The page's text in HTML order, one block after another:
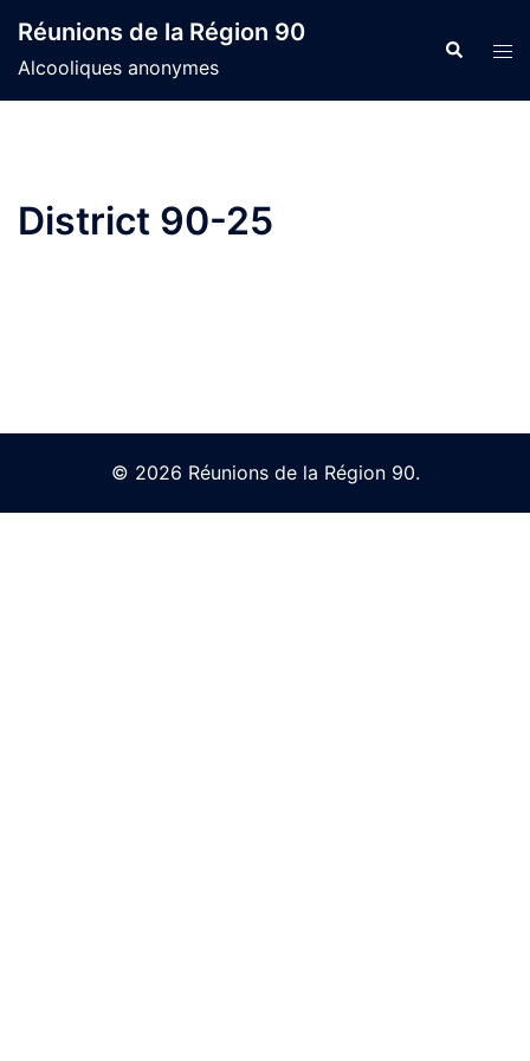
content
Réunions de la Région 90
Alcooliques anonymes
Search
District 90-25
© 2026 Réunions de la Région 90.